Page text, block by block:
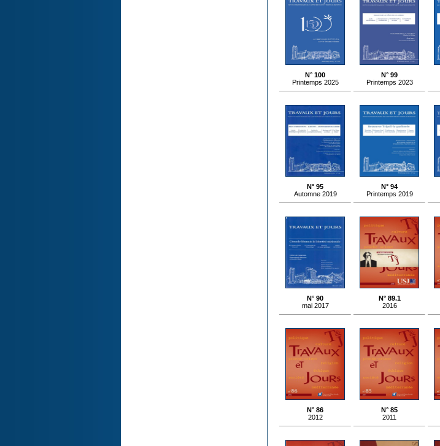
N° 100
Printemps 2025
N° 99
Printemps 2023
N° 95
Automne 2019
N° 94
Printemps 2019
N° 90
mai 2017
N° 89.1
2016
N° 86
2012
N° 85
2011